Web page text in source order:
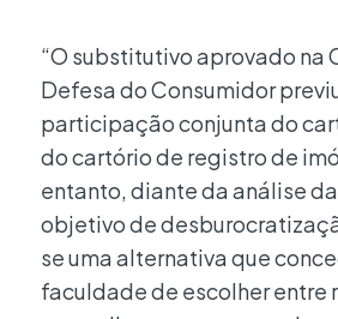
“O substitutivo aprovado na
Defesa do Consumidor
participação conjunta do
do cartório de registro de
entanto, diante da análise
objetivo de
se uma alternativa que
faculdade de escolher entre